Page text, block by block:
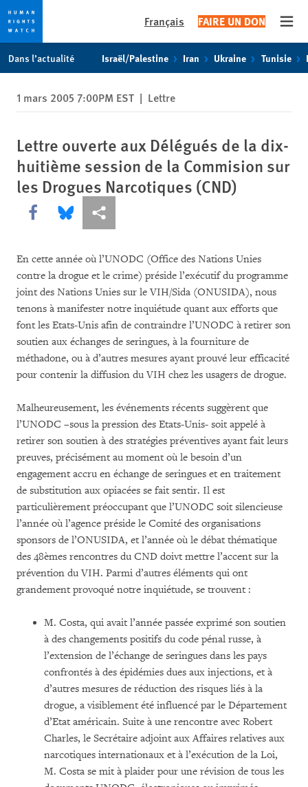
to
privacy
notice
to
content
Français FAIRE UN DON
Dans l’actualité Israël/Palestine Iran Ukraine Tunisie
1 mars 2005 7:00PM EST | Lettre
Lettre ouverte aux Délégués de la dix-
huitième session de la Commision sur
les Drogues Narcotiques (CND)
Share this via Facebook
Share this via Bluesky
Share this via Partagez
En cette année où l’UNODC (Office des Nations Unies
contre la drogue et le crime) préside l’exécutif du programme
joint des Nations Unies sur le VIH/Sida (ONUSIDA), nous
tenons à manifester notre inquiétude quant aux efforts que
font les Etats-Unis afin de contraindre l’UNODC à retirer son
soutien aux échanges de seringues, à la fourniture de
méthadone, ou à d’autres mesures ayant prouvé leur efficacité
pour contenir la diffusion du VIH chez les usagers de drogue.
Malheureusement, les événements récents suggèrent que
l’UNODC –sous la pression des Etats-Unis- soit appelé à
retirer son soutien à des stratégies préventives ayant fait leurs
preuves, précisément au moment où le besoin d’un
engagement accru en échange de seringues et en traitement
de substitution aux opiacées se fait sentir. Il est
particulièrement préoccupant que l’UNODC soit silencieuse
l’année où l’agence préside le Comité des organisations
sponsors de l’ONUSIDA, et l’année où le débat thématique
des 48èmes rencontres du CND doivt mettre l’accent sur la
prévention du VIH. Parmi d’autres éléments qui ont
grandement provoqué notre inquiétude, se trouvent :
M. Costa, qui avait l’année passée exprimé son soutien
à des changements positifs du code pénal russe, à
l’extension de l’échange de seringues dans les pays
confrontés à des épidémies dues aux injections, et à
d’autres mesures de réduction des risques liés à la
drogue, a visiblement été influencé par le Département
d’Etat américain. Suite à une rencontre avec Robert
Charles, le Secrétaire adjoint aux Affaires relatives aux
narcotiques internationaux et à l’exécution de la Loi,
M. Costa se mit à plaider pour une révision de tous les